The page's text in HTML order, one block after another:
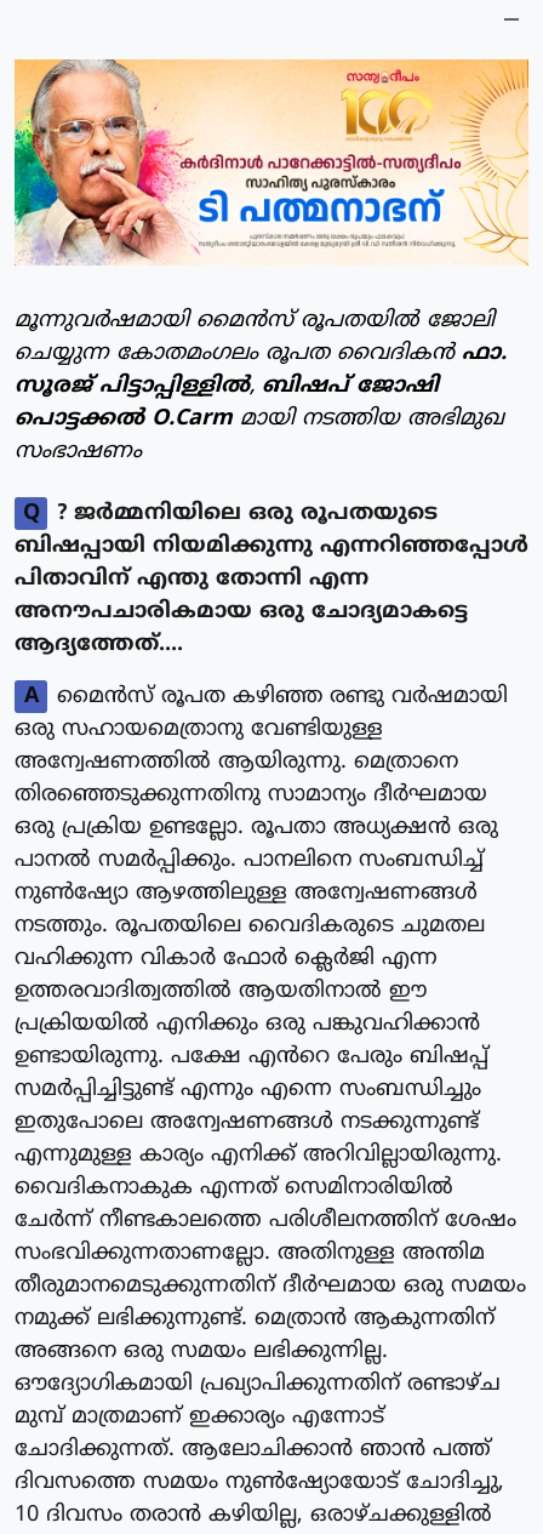
മൂന്നുവർഷമായി മൈൻസ് രൂപതയിൽ ജോലി
ചെയ്യുന്ന കോതമംഗലം രൂപത വൈദികൻ ഫാ.
സൂരജ് പിട്ടാപ്പിള്ളിൽ, ബിഷപ് ജോഷി
പൊട്ടക്കൽ O.Carmമായി നടത്തിയ അഭിമുഖ
സംഭാഷണം
Q
? ജർമ്മനിയിലെ ഒരു രൂപതയുടെ
ബിഷപ്പായി നിയമിക്കുന്നു എന്നറിഞ്ഞപ്പോൾ
പിതാവിന് എന്തു തോന്നി എന്ന
അനൗപചാരികമായ ഒരു ചോദ്യമാകട്ടെ
ആദ്യത്തേത്....
A
മൈൻസ് രൂപത കഴിഞ്ഞ രണ്ടു വർഷമായി
ഒരു സഹായമെത്രാനു വേണ്ടിയുള്ള
അന്വേഷണത്തിൽ ആയിരുന്നു. മെത്രാനെ
തിരഞ്ഞെടുക്കുന്നതിനു സാമാന്യം ദീർഘമായ
ഒരു പ്രക്രിയ ഉണ്ടല്ലോ. രൂപതാ അധ്യക്ഷൻ ഒരു
പാനൽ സമർപ്പിക്കും. പാനലിനെ സംബന്ധിച്ച്
നുൺഷ്യോ ആഴത്തിലുള്ള അന്വേഷണങ്ങൾ
നടത്തും. രൂപതയിലെ വൈദികരുടെ ചുമതല
വഹിക്കുന്ന വികാർ ഫോർ ക്ലെർജി എന്ന
ഉത്തരവാദിത്വത്തിൽ ആയതിനാൽ ഈ
പ്രക്രിയയിൽ എനിക്കും ഒരു പങ്കുവഹിക്കാൻ
ഉണ്ടായിരുന്നു. പക്ഷേ എൻറെ പേരും ബിഷപ്പ്
സമർപ്പിച്ചിട്ടുണ്ട് എന്നും എന്നെ സംബന്ധിച്ചും
ഇതുപോലെ അന്വേഷണങ്ങൾ നടക്കുന്നുണ്ട്
എന്നുമുള്ള കാര്യം എനിക്ക് അറിവില്ലായിരുന്നു.
വൈദികനാകുക എന്നത് സെമിനാരിയിൽ
ചേർന്ന് നീണ്ടകാലത്തെ പരിശീലനത്തിന് ശേഷം
സംഭവിക്കുന്നതാണല്ലോ. അതിനുള്ള അന്തിമ
തീരുമാനമെടുക്കുന്നതിന് ദീർഘമായ ഒരു സമയം
നമുക്ക് ലഭിക്കുന്നുണ്ട്. മെത്രാൻ ആകുന്നതിന്
അങ്ങനെ ഒരു സമയം ലഭിക്കുന്നില്ല.
ഔദ്യോഗികമായി പ്രഖ്യാപിക്കുന്നതിന് രണ്ടാഴ്ച
മുമ്പ് മാത്രമാണ് ഇക്കാര്യം എന്നോട്
ചോദിക്കുന്നത്. ആലോചിക്കാൻ ഞാൻ പത്ത്
ദിവസത്തെ സമയം നുൺഷ്യോയോട് ചോദിച്ചു,
10 ദിവസം തരാൻ കഴിയില്ല, ഒരാഴ്ചക്കുള്ളിൽ